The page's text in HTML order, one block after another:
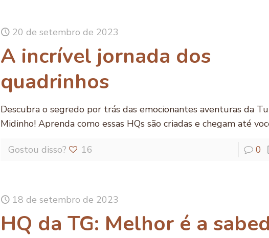
20 de setembro de 2023
A incrível jornada dos
quadrinhos
Descubra o segredo por trás das emocionantes aventuras da
Midinho! Aprenda como essas HQs são criadas e chegam até
Gostou disso? 16 0
18 de setembro de 2023
HQ da TG: Melhor é a